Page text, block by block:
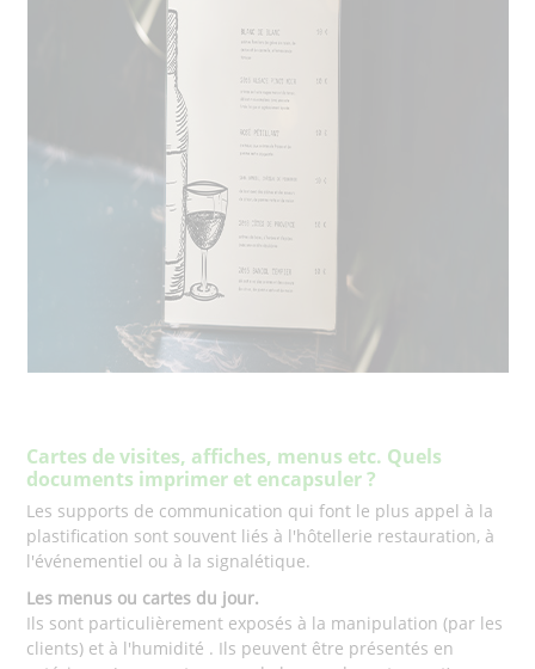
Cartes de visites, affiches, menus etc. Quels
documents imprimer et encapsuler ?
Les supports de communication qui font le plus appel à la
plastification sont souvent liés à l'hôtellerie restauration, à
l'événementiel ou à la signalétique.
Les menus ou cartes du jour.
Ils sont particulièrement exposés à la manipulation (par les
clients) et à l'humidité . Ils peuvent être présentés en